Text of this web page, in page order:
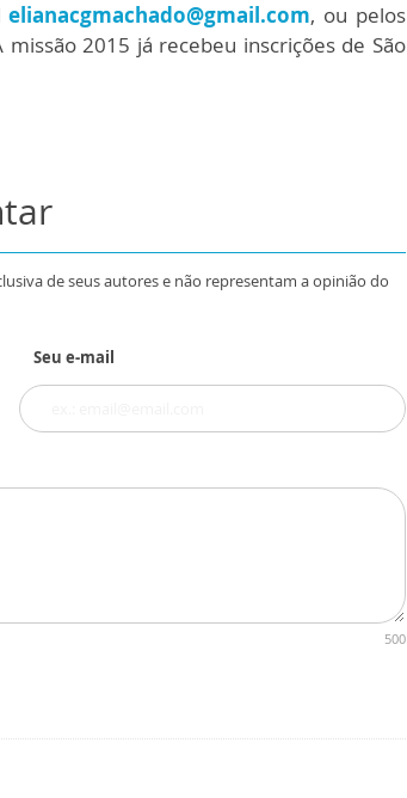
elianacgmachado@gmail.com, ou pelos
2015 já recebeu inscrições de São
de seus autores e não representam a opinião do
Seu e-mail
500